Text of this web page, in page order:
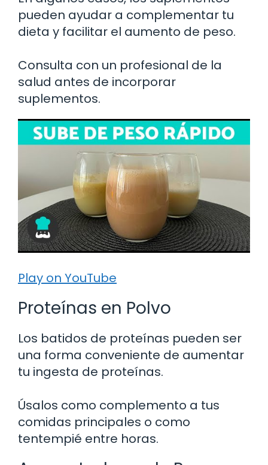
pueden ayudar a complementar tu
dieta y facilitar el aumento de peso.
Consulta con un profesional de la
salud antes de incorporar
suplementos.
Play on YouTube
Proteínas en Polvo
Los batidos de proteínas pueden ser
una forma conveniente de aumentar
tu ingesta de proteínas.
Úsalos como complemento a tus
comidas principales o como
tentempié entre horas.